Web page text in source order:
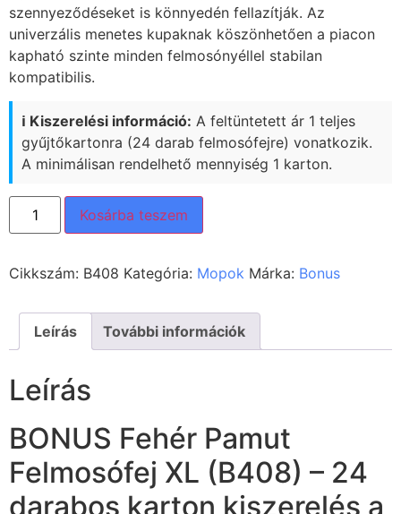
szennyeződéseket is könnyedén fellazítják. Az
univerzális menetes kupaknak köszönhetően a piacon
kapható szinte minden felmosónyéllel stabilan
kompatibilis.
ℹ️ Kiszerelési információ: A feltüntetett ár 1 teljes
gyűjtőkartonra (24 darab felmosófejre) vonatkozik.
A minimálisan rendelhető mennyiség 1 karton.
Kosárba teszem
Cikkszám: B408 Kategória: Mopok Márka: Bonus
Leírás További információk
Leírás
BONUS Fehér Pamut
Felmosófej XL (B408) – 24
darabos karton kiszerelés a